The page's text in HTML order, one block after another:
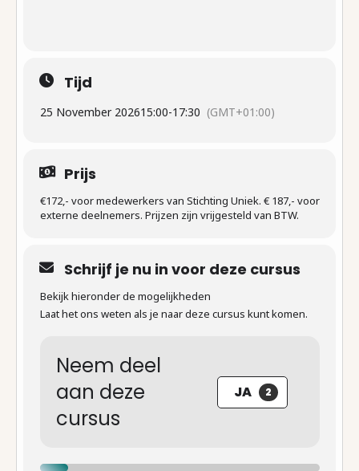
Tijd
25 November 202615:00-17:30 (GMT+01:00)
Prijs
€172,- voor medewerkers van Stichting Uniek. € 187,- voor
externe deelnemers. Prijzen zijn vrijgesteld van BTW.
Schrijf je nu in voor deze cursus
Bekijk hieronder de mogelijkheden
Laat het ons weten als je naar deze cursus kunt komen.
Neem deel
aan deze
cursus
JA 2